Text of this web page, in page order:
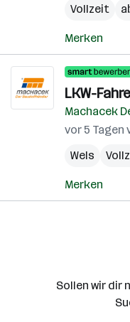
Vollzeit
Merken
LKW-
Machacek
vor 5
Wels
Merken
Sollen wir dir